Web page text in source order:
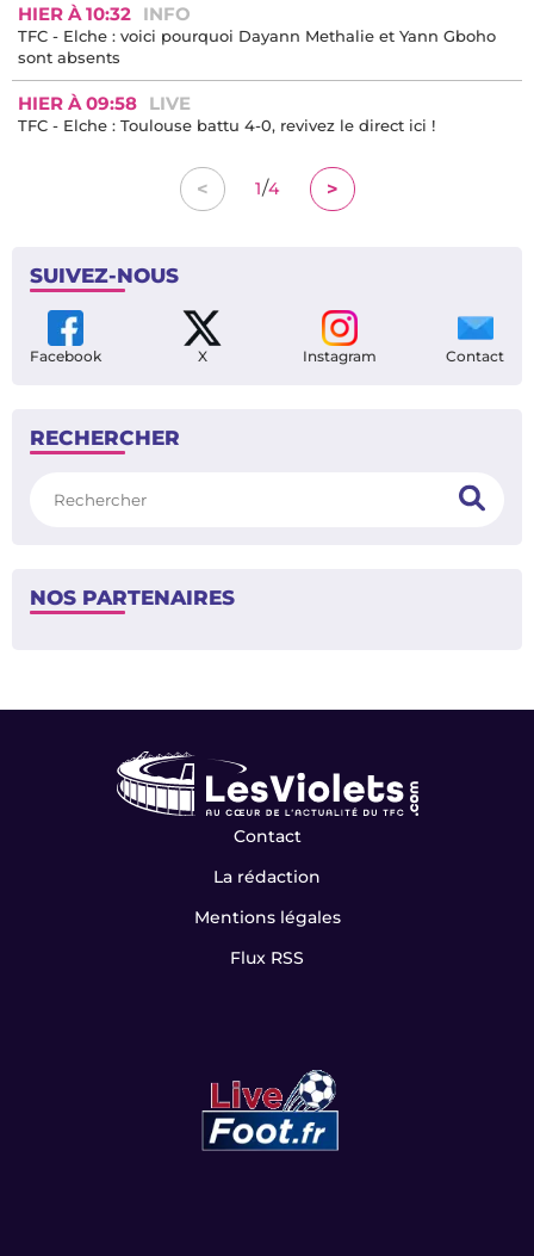
HIER À 10:32 INFO
TFC - Elche : voici pourquoi Dayann Methalie et Yann Gboho
sont absents
HIER À 09:58 LIVE
TFC - Elche : Toulouse battu 4-0, revivez le direct ici !
< 1/4 >
SUIVEZ-NOUS
Facebook X Instagram Contact
RECHERCHER
NOS PARTENAIRES
Contact
La rédaction
Mentions légales
Flux RSS